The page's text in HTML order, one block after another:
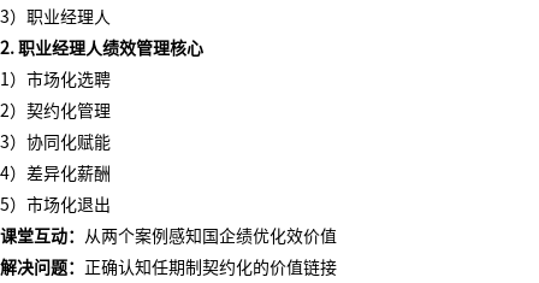
3）职业经理人
2. 职业经理人绩效管理核心
1）市场化选聘
2）契约化管理
3）协同化赋能
4）差异化薪酬
5）市场化退出
课堂互动：
从两个案例感知国企绩优化效价值
解决问题：
正确认知任期制契约化的价值链接